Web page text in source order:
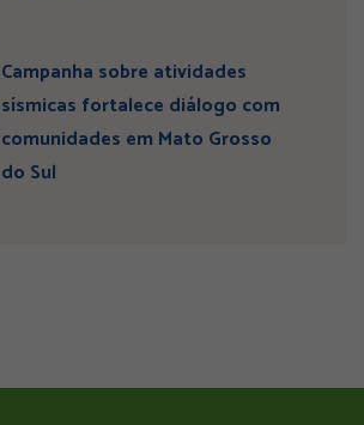
Campanha sobre atividades
sísmicas fortalece diálogo com
comunidades em Mato Grosso
do Sul